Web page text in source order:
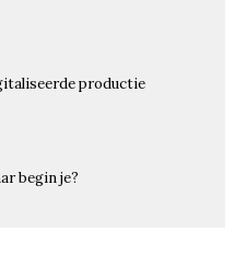
productie
begin je?